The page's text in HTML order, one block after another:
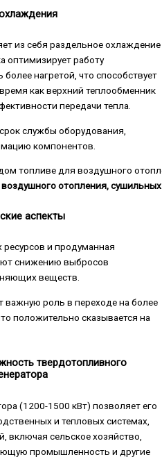
из себя раздельное охлаждение
оптимизирует работу
нагретой, что способствует
как верхний теплообменник
передачи тепла.
службы оборудования,
компонентов.
отопления,
аспекты
и продуманная
снижению выбросов
веществ.
важную роль в переходе на более
положительно сказывается на
твердотопливного
(1200-1500 кВт) позволяет его
и тепловых системах,
включая сельское хозяйство,
промышленность и другие